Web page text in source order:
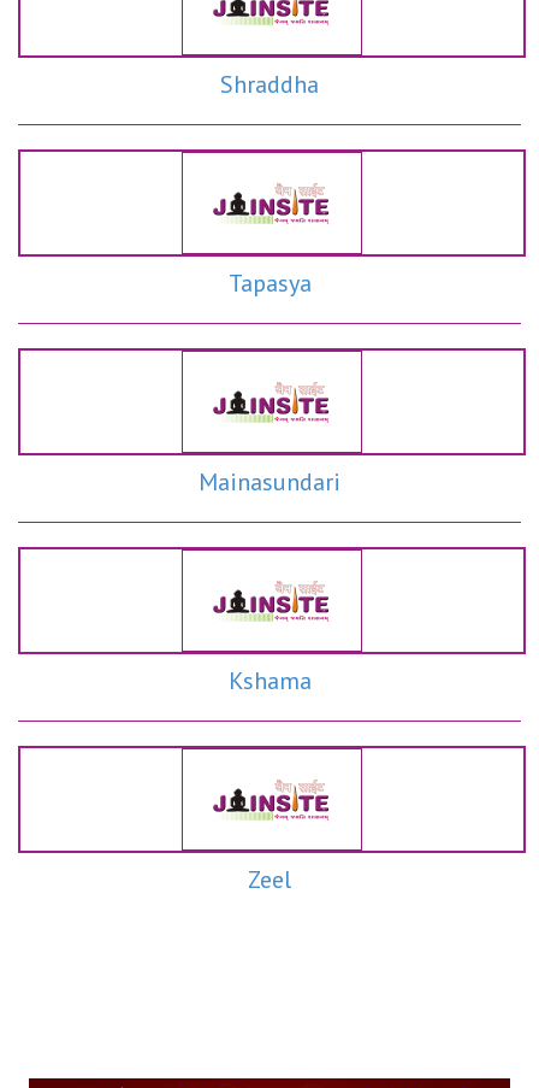
Shraddha
Tapasya
Mainasundari
Kshama
Zeel